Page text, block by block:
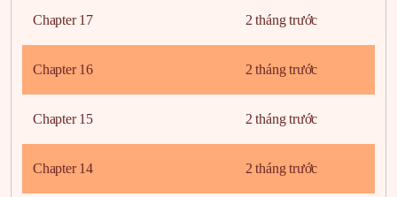
Chapter 17 2 tháng trước
Chapter 16 2 tháng trước
Chapter 15 2 tháng trước
Chapter 14 2 tháng trước